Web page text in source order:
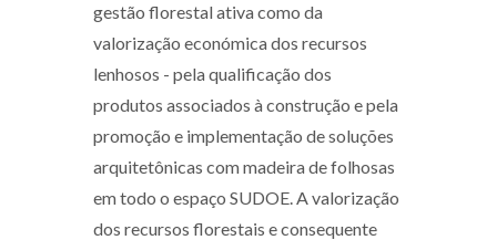
gestão florestal ativa como da
valorização económica dos recursos
lenhosos - pela qualificação dos
produtos associados à construção e pela
promoção e implementação de soluções
arquitetônicas com madeira de folhosas
em todo o espaço SUDOE. A valorização
dos recursos florestais e consequente